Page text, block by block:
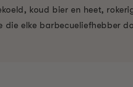
koud bier en heet,
die elke barbecueliefhebber